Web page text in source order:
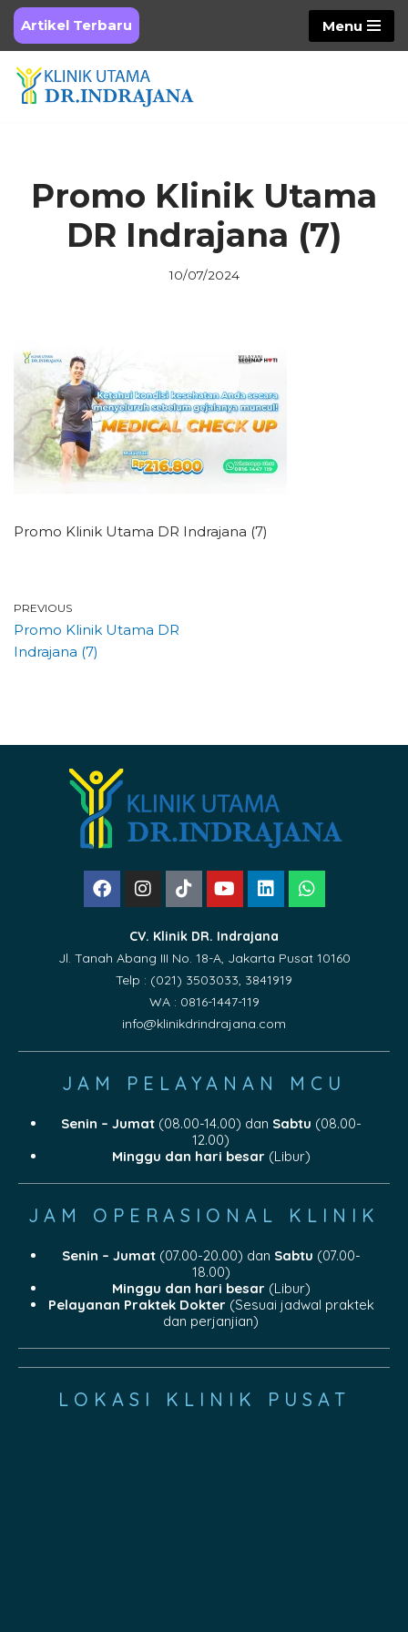
Skip
to
content
Artikel Terbaru Menu
Promo Klinik Utama
DR Indrajana (7)
10/07/2024
Promo Klinik Utama DR Indrajana (7)
PREVIOUS
Promo Klinik Utama DR
Indrajana (7)
CV. Klinik DR. Indrajana
Jl. Tanah Abang III No. 18-A, Jakarta Pusat 10160
Telp : (021) 3503033, 3841919
WA : 0816-1447-119
info@klinikdrindrajana.com
JAM PELAYANAN MCU
Senin – Jumat(08.00-14.00) dan Sabtu (08.00-
12.00)
Minggu dan hari besar(Libur)
JAM OPERASIONAL KLINIK
Senin – Jumat(07.00-20.00) dan Sabtu (07.00-
18.00)
Minggu dan hari besar(Libur)
Pelayanan Praktek Dokter(Sesuai jadwal praktek
dan perjanjian)
LOKASI KLINIK PUSAT